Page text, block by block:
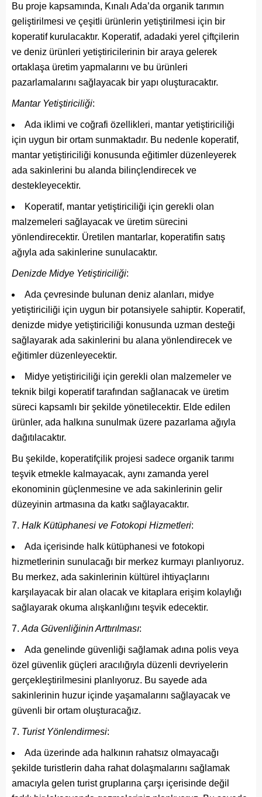
Bu proje kapsamında, Kınalı Ada’da organik tarımın
geliştirilmesi ve çeşitli ürünlerin yetiştirilmesi için bir
koperatif kurulacaktır. Koperatif, adadaki yerel çiftçilerin
ve deniz ürünleri yetiştiricilerinin bir araya gelerek
ortaklaşa üretim yapmalarını ve bu ürünleri
pazarlamalarını sağlayacak bir yapı oluşturacaktır.
Mantar Yetiştiriciliği:
Ada iklimi ve coğrafi özellikleri, mantar yetiştiriciliği
için uygun bir ortam sunmaktadır. Bu nedenle koperatif,
mantar yetiştiriciliği konusunda eğitimler düzenleyerek
ada sakinlerini bu alanda bilinçlendirecek ve
destekleyecektir.
Koperatif, mantar yetiştiriciliği için gerekli olan
malzemeleri sağlayacak ve üretim sürecini
yönlendirecektir. Üretilen mantarlar, koperatifin satış
ağıyla ada sakinlerine sunulacaktır.
Denizde Midye Yetiştiriciliği:
Ada çevresinde bulunan deniz alanları, midye
yetiştiriciliği için uygun bir potansiyele sahiptir. Koperatif,
denizde midye yetiştiriciliği konusunda uzman desteği
sağlayarak ada sakinlerini bu alana yönlendirecek ve
eğitimler düzenleyecektir.
Midye yetiştiriciliği için gerekli olan malzemeler ve
teknik bilgi koperatif tarafından sağlanacak ve üretim
süreci kapsamlı bir şekilde yönetilecektir. Elde edilen
ürünler, ada halkına sunulmak üzere pazarlama ağıyla
dağıtılacaktır.
Bu şekilde, koperatifçilik projesi sadece organik tarımı
teşvik etmekle kalmayacak, aynı zamanda yerel
ekonominin güçlenmesine ve ada sakinlerinin gelir
düzeyinin artmasına da katkı sağlayacaktır.
Halk Kütüphanesi ve Fotokopi Hizmetleri:
Ada içerisinde halk kütüphanesi ve fotokopi
hizmetlerinin sunulacağı bir merkez kurmayı planlıyoruz.
Bu merkez, ada sakinlerinin kültürel ihtiyaçlarını
karşılayacak bir alan olacak ve kitaplara erişim kolaylığı
sağlayarak okuma alışkanlığını teşvik edecektir.
Ada Güvenliğinin Arttırılması:
Ada genelinde güvenliği sağlamak adına polis veya
özel güvenlik güçleri aracılığıyla düzenli devriyelerin
gerçekleştirilmesini planlıyoruz. Bu sayede ada
sakinlerinin huzur içinde yaşamalarını sağlayacak ve
güvenli bir ortam oluşturacağız.
Turist Yönlendirmesi:
Ada üzerinde ada halkının rahatsız olmayacağı
şekilde turistlerin daha rahat dolaşmalarını sağlamak
amacıyla gelen turist gruplarına çarşı içerisinde değil